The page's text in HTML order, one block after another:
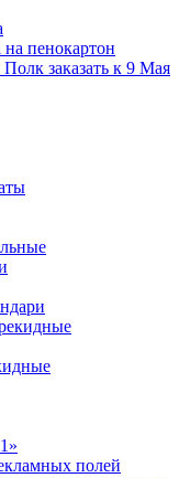
на пенокартон
заказать к 9 Мая
полей